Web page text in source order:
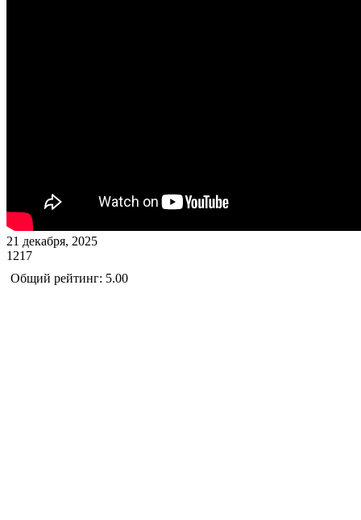
21 декабря, 2025
1217
Общий рейтинг: 5.00